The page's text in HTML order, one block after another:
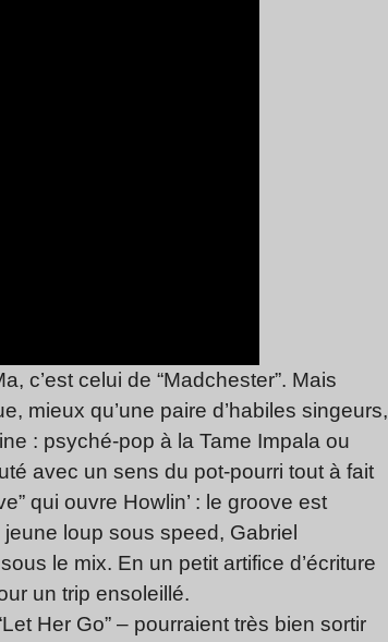
c’est celui de “Madchester”. Mais
mieux qu’une paire d’habiles singeurs,
: psyché-pop à la Tame Impala ou
avec un sens du pot-pourri tout à fait
qui ouvre Howlin’ : le groove est
loup sous speed, Gabriel
le mix. En un petit artifice d’écriture
un trip ensoleillé.
Her Go” – pourraient très bien sortir